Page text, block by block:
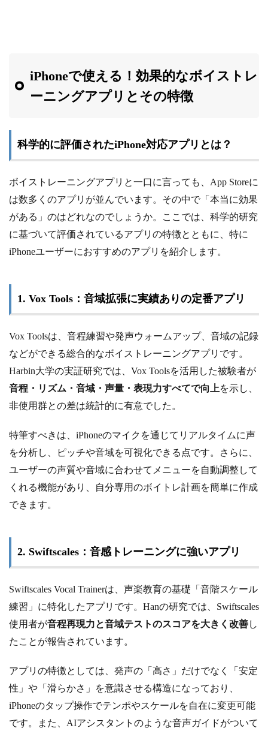
iPhoneで使える！効果的なボイストレ
ーニングアプリとその特徴
科学的に評価されたiPhone対応アプリとは？
ボイストレーニングアプリと一口に言っても、App Storeに
は数多くのアプリが並んでいます。その中で「本当に効果
がある」のはどれなのでしょうか。ここでは、科学的研究
に基づいて評価されているアプリの特徴とともに、特に
iPhoneユーザーにおすすめのアプリを紹介します。
1. Vox Tools：音域拡張に実績ありの定番アプリ
Vox Toolsは、音程練習や発声ウォームアップ、音域の記録
などができる総合的なボイストレーニングアプリです。
Harbin大学の実証研究では、Vox Toolsを活用した被験者が
音程・リズム・音域・声量・表現力すべてで向上を示し、
非使用群との差は統計的に有意でした。
特筆すべきは、iPhoneのマイクを通じてリアルタイムに声
を分析し、ピッチや音域を可視化できる点です。さらに、
ユーザーの声質や音域に合わせてメニューを自動調整して
くれる機能があり、自分専用のボイトレ計画を簡単に作成
できます。
2. Swiftscales：音感トレーニングに強いアプリ
Swiftscales Vocal Trainerは、声楽教育の基礎「音階スケール
練習」に特化したアプリです。Hanの研究では、Swiftscales
使用者が音程再現力と音域テストのスコアを大きく改善し
たことが報告されています。
アプリの特徴としては、発声の「高さ」だけでなく「安定
性」や「滑らかさ」を意識させる構造になっており、
iPhoneのタップ操作でテンポやスケールを自在に変更可能
です。また、AIアシスタントのような音声ガイドがついて